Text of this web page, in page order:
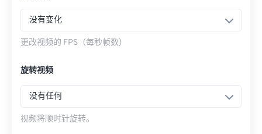
没有变化
更改视频的 FPS（每秒帧数）
旋转视频
没有任何
视频将顺时针旋转。